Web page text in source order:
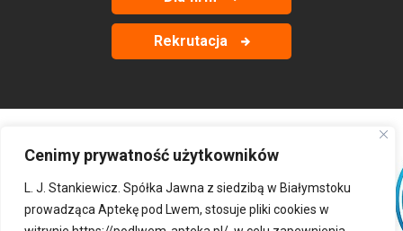
Cenimy prywatność użytkowników
L. J. Stankiewicz. Spółka Jawna z siedzibą w Białymstoku
prowadząca Aptekę pod Lwem, stosuje pliki cookies w
Rekrutacja
‹